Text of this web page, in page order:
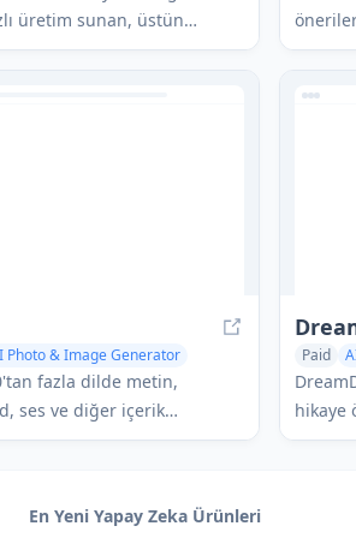
üretim sunan, üstün
istem uyumu ve çıktı
yüksek Elo puanını elde
AI
Photo & Image Generator
fazla dilde metin,
ses ve diğer içerik
oluşturmak için 90'dan fazla
Paid
AI
hikaye
En Yeni Yapay Zeka Ürünleri